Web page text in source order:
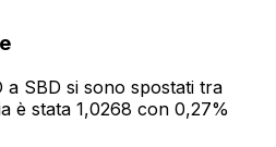
a SBD si sono spostati tra
è stata 1,0268 con 0,27%